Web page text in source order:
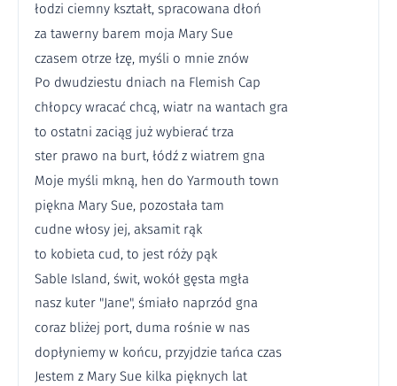
łodzi ciemny kształt, spracowana dłoń
za tawerny barem moja Mary Sue
czasem otrze łzę, myśli o mnie znów
Po dwudziestu dniach na Flemish Cap
chłopcy wracać chcą, wiatr na wantach gra
to ostatni zaciąg już wybierać trza
ster prawo na burt, łódź z wiatrem gna
Moje myśli mkną, hen do Yarmouth town
piękna Mary Sue, pozostała tam
cudne włosy jej, aksamit rąk
to kobieta cud, to jest róży pąk
Sable Island, świt, wokół gęsta mgła
nasz kuter "Jane", śmiało naprzód gna
coraz bliżej port, duma rośnie w nas
dopłyniemy w końcu, przyjdzie tańca czas
Jestem z Mary Sue kilka pięknych lat